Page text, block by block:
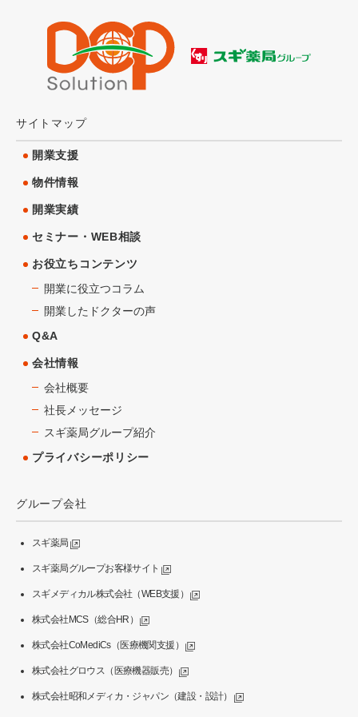
サイトマップ
開業支援
物件情報
開業実績
セミナー・WEB相談
お役立ちコンテンツ
開業に役立つコラム
開業したドクターの声
Q&A
会社情報
会社概要
社長メッセージ
スギ薬局グループ紹介
プライバシーポリシー
グループ会社
スギ薬局
スギ薬局グループお客様サイト
スギメディカル株式会社（WEB支援）
株式会社MCS（総合HR）
株式会社CoMediCs（医療機関支援）
株式会社グロウス（医療機器販売）
株式会社昭和メディカ・ジャパン（建設・設計）